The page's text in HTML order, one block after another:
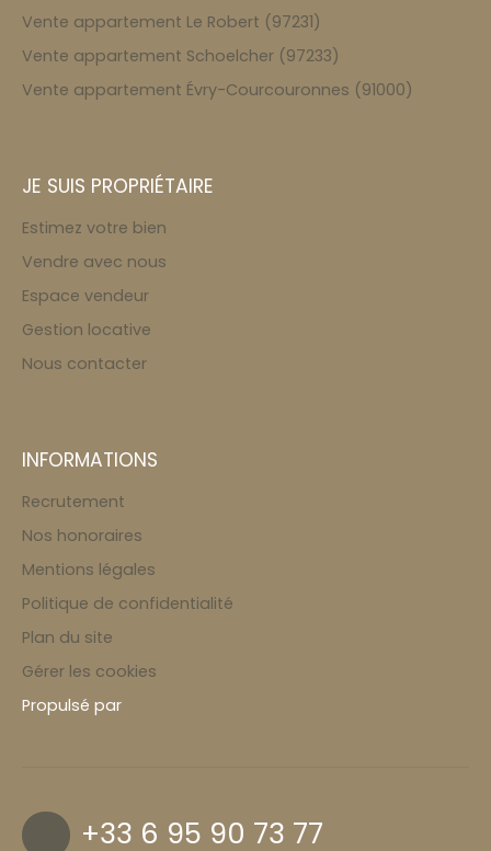
Vente appartement Le Robert (97231)
Vente appartement Schoelcher (97233)
Vente appartement Évry-Courcouronnes (91000)
JE SUIS PROPRIÉTAIRE
Estimez votre bien
Vendre avec nous
Espace vendeur
Gestion locative
Nous contacter
INFORMATIONS
Recrutement
Nos honoraires
Mentions légales
Politique de confidentialité
Plan du site
Gérer les cookies
Propulsé par
+33 6 95 90 73 77